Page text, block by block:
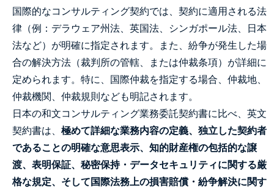
国際的なコンサルティング契約では、契約に適用される法
律（例：デラウェア州法、英国法、シンガポール法、日本
法など）が明確に指定されます。また、紛争が発生した場
合の解決方法（裁判所の管轄、または仲裁条項）が詳細に
定められます。特に、国際仲裁を指定する場合、仲裁地、
仲裁機関、仲裁規則なども明記されます。
日本の和文コンサルティング業務委託契約書に比べ、英文
契約書は、 極めて詳細な業務内容の定義、独立した契約者
であることの明確な意思表示、知的財産権の包括的な譲
渡、表明保証、秘密保持・データセキュリティに関する厳
格な規定、そして国際法務上の損害賠償・紛争解決に関す